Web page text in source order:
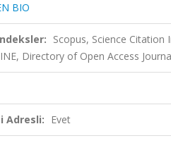
BIO
Scopus, Science Citation
Directory of Open Access
Adresli: Evet